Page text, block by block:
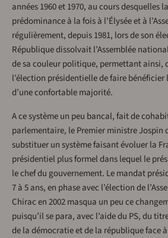
années 1960 et 1970, au cours desquelles
prédominance à la fois à l’Élysée et à
régulièrement, depuis 1981, lors de son
République dissolvait l’Assemblée
de sa couleur politique, permettant ainsi,
l’élection présidentielle de faire
d’une confortable majorité.
A ce système un peu bancal, fait de
parlementaire, le Premier ministre Jospin
substituer un système faisant évoluer la
présidentiel plus formel dans lequel le
le chef du gouvernement. Le mandat
7 à 5 ans, en phase avec l’élection de
Chirac en 2002 masqua un peu ce
puisqu’il se para, avec l’aide du PS, du
de la démocratie et de la république face à